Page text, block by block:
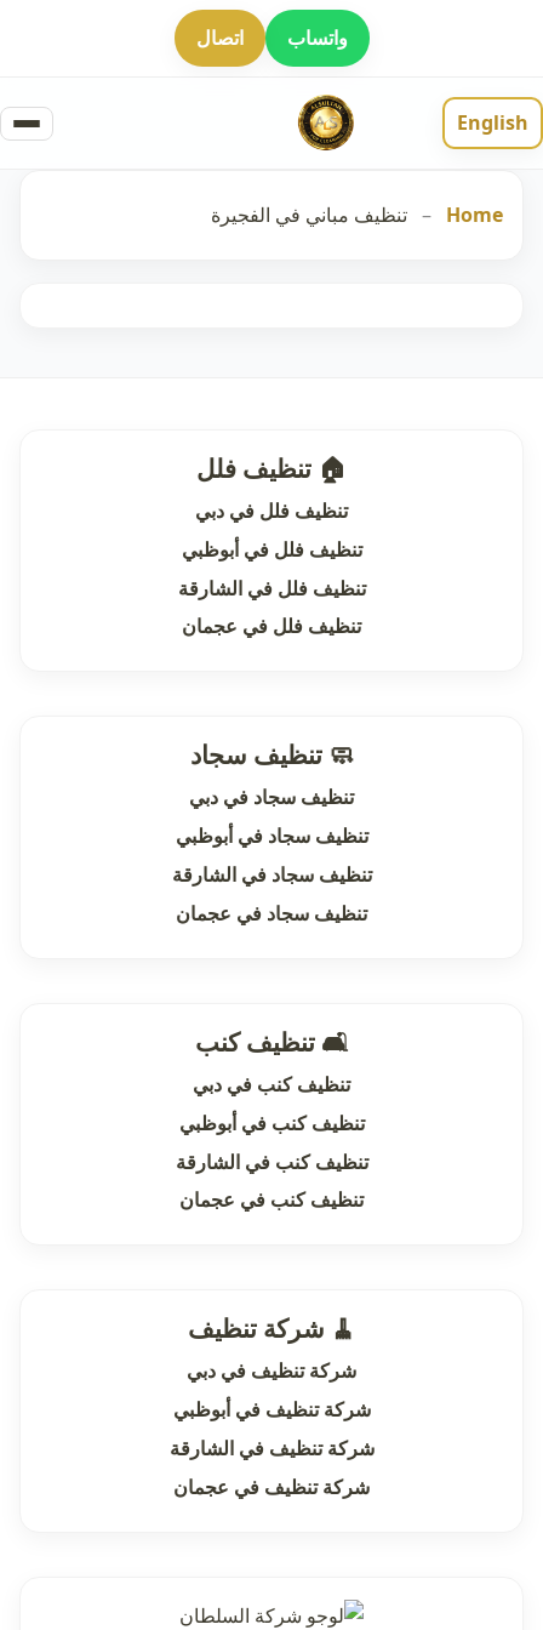
واتساب اتصال
English
Home
– تنظيف مباني في الفجيرة
🏠 تنظيف فلل
تنظيف فلل في دبي
تنظيف فلل في أبوظبي
تنظيف فلل في الشارقة
تنظيف فلل في عجمان
🧼 تنظيف سجاد
تنظيف سجاد في دبي
تنظيف سجاد في أبوظبي
تنظيف سجاد في الشارقة
تنظيف سجاد في عجمان
🛋 تنظيف كنب
تنظيف كنب في دبي
تنظيف كنب في أبوظبي
تنظيف كنب في الشارقة
تنظيف كنب في عجمان
🧹 شركة تنظيف
شركة تنظيف في دبي
شركة تنظيف في أبوظبي
شركة تنظيف في الشارقة
شركة تنظيف في عجمان